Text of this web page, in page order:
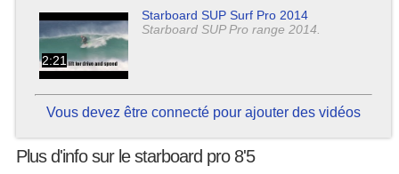
2:21
Starboard SUP Surf Pro 2014
Starboard SUP Pro range 2014.
Vous devez être connecté pour ajouter des vidéos
Plus d'info sur le starboard pro 8'5